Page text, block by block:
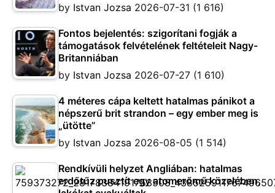
by Istvan Jozsa 2026-07-31 (1 616)
Fontos bejelentés: szigorítani fogják a
támogatások felvételének feltételeit Nagy-
Britanniában
by Istvan Jozsa 2026-07-27 (1 610)
4 méteres cápa keltett hatalmas pánikot a
népszerű brit strandon – egy ember meg is
„ütötte”
by Istvan Jozsa 2026-08-05 (1 514)
Rendkívüli helyzet Angliában: hatalmas
erdőtűz pusztít egy atomerőmű közelében,